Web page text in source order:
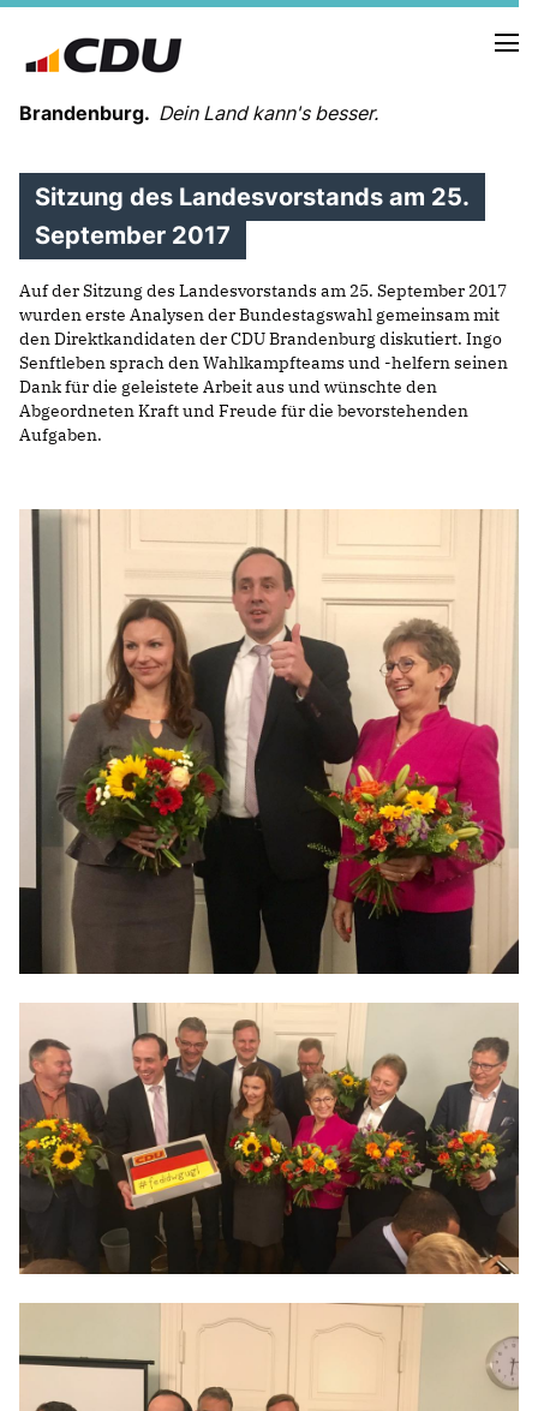
Brandenburg. Dein Land kann's besser.
MELDUNGEN
TERMINE
LANDESVORSTAND
LANDESGESCHÄFTSSTELLE
ORGANISATION
KREISVERBÄNDE
VEREINIGUNGEN UND SONDERORGANISATIONEN
PARTEIGESCHICHTE
IM LANDTAG
IN DER LANDESREGIERUNG
IM BUNDESTAG
IM EUROPÄISCHEN PARLAMENT
NEWSLETTER ABONNIEREN
BILDER
PROGRAMME
WICHTIGE BESCHLÜSSE DER CDU BRANDENBURG
75 JAHRE CDU BRANDENBURG
PRESSE
SPENDEN
Mitglied werden
Sitzung des Landesvorstands am 25.
September 2017
Auf der Sitzung des Landesvorstands am 25. September 2017
wurden erste Analysen der Bundestagswahl gemeinsam mit
den Direktkandidaten der CDU Brandenburg diskutiert. Ingo
Senftleben sprach den Wahlkampfteams und -helfern seinen
Dank für die geleistete Arbeit aus und wünschte den
Abgeordneten Kraft und Freude für die bevorstehenden
Aufgaben.